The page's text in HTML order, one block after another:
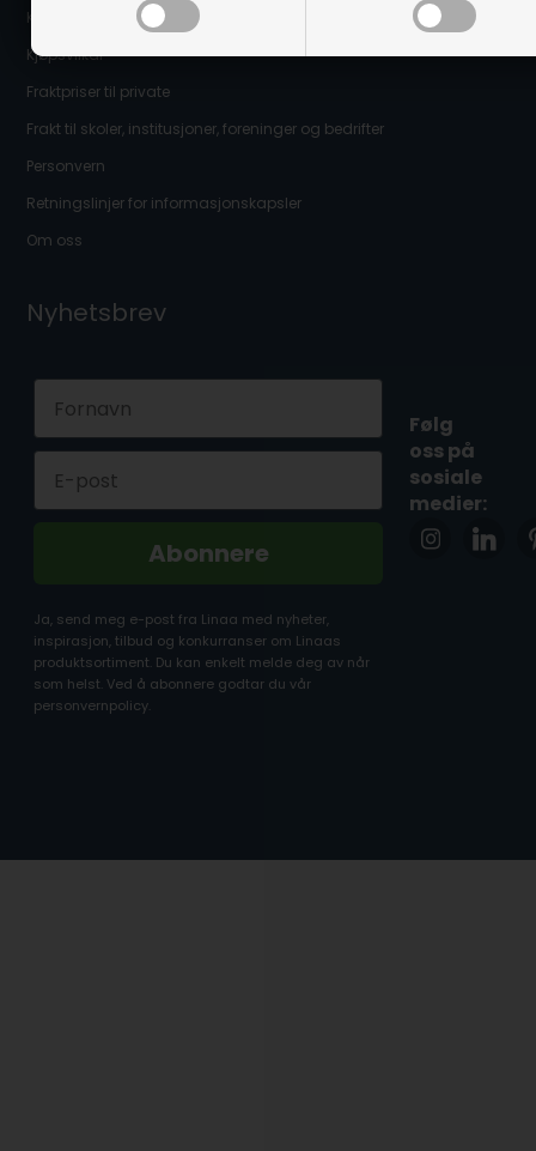
Kontakt oss
Kjøpsvilkår
Fraktpriser til private
Frakt til skoler, institusjoner, foreninger og bedrifter
Personvern
Retningslinjer for informasjonskapsler
Om oss
Nyhetsbrev
Abonnere
Ja, send meg e-post fra Linaa med nyheter,
inspirasjon, tilbud og konkurranser om Linaas
produktsortiment. Du kan enkelt melde deg av når
som helst. Ved å abonnere godtar du vår
personvernpolicy.
Følg
oss på
sosiale
medier: